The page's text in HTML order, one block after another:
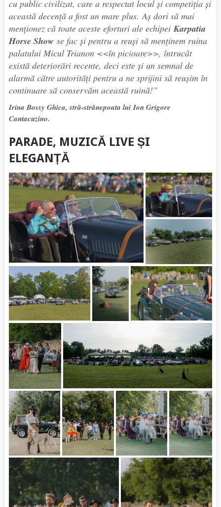
cu public civilizat, care a respectat locul și competiția și
această decență a fost un mare plus. Aș dori să mai
menționez că toate aceste eforturi ale echipeiKarpatia
Horse Show se fac și pentru a reuși să menținem ruina
palatului Micul Trianon <<în picioare>>, întrucât
există deteriorări recente, deci este și un semnal de
alarmă către autorități pentru a ne sprijini să reușim în
continuare să conservăm această ruină!”
Irina Bossy Ghica, stră-strănepoata lui Ion Grigore
Cantacuzino.
PARADE, MUZICĂ LIVE ȘI
ELEGANȚĂ